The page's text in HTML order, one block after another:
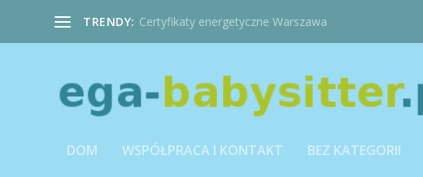
TRENDY: Certyfikaty energetyczne Warszawa
DOM WSPÓŁPRACA I KONTAKT BEZ KATEGORII